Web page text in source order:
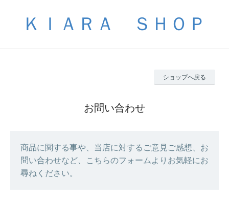
ＫＩＡＲＡ ＳＨＯＰ
ショップへ戻る
お問い合わせ
商品に関する事や、当店に対するご意見ご感想、お
問い合わせなど、こちらのフォームよりお気軽にお
尋ねください。